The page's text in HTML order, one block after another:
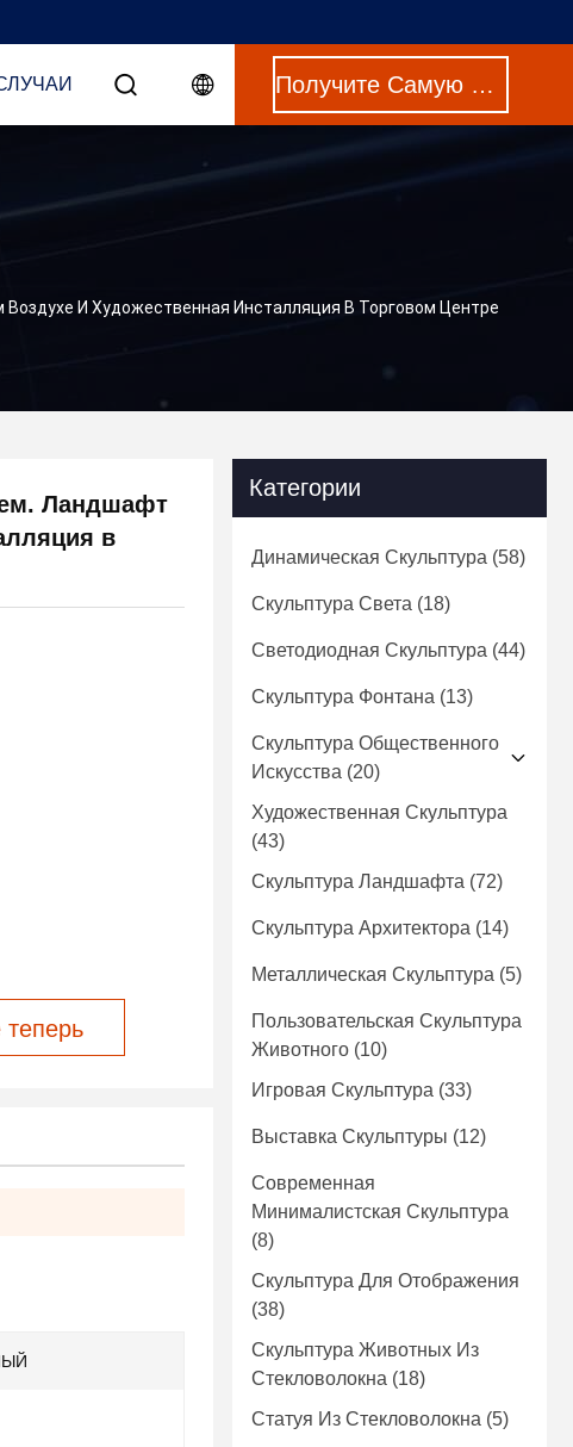
Получите Самую Лучшую Цену
И Художественная Инсталляция В Торговом Центре
Ландшафт
в
Категории
Динамическая Скульптура (58)
Скульптура Света (18)
Светодиодная Скульптура (44)
Скульптура Фонтана (13)
Скульптура Общественного
Искусства (20)
Художественная Скульптура
(43)
Скульптура Ландшафта (72)
Скульптура Архитектора (14)
Металлическая Скульптура (5)
Пользовательская Скульптура
Животного (10)
Игровая Скульптура (33)
Выставка Скульптуры (12)
Современная
Минималистская Скульптура
(8)
Скульптура Для Отображения
(38)
Скульптура Животных Из
Стекловолокна (18)
Статуя Из Стекловолокна (5)